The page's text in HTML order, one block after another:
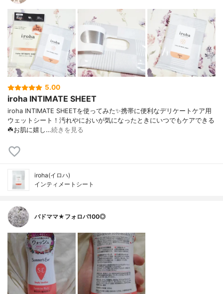
5.00
iroha INTIMATE SHEET
iroha INTIMATE SHEETを使ってみた✨携帯に便利なデリケートケア用
ウェットシート！汚れやにおいが気になったときにいつでもケアできる
☘️お肌に嬉し…続きを見る
iroha(イロハ)
インティメートシート
バドママ★フォロバ100◎